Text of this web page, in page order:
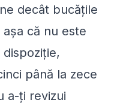
decât bucățile
că nu este
până la zece
a-ți revizui